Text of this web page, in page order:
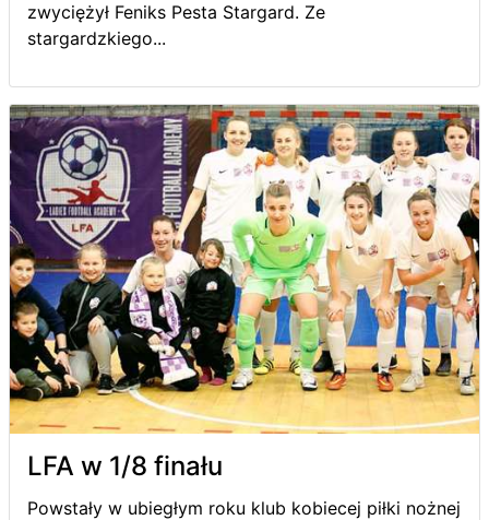
zwyciężył Feniks Pesta Stargard. Ze
stargardzkiego...
LFA w 1/8 finału
Powstały w ubiegłym roku klub kobiecej piłki nożnej